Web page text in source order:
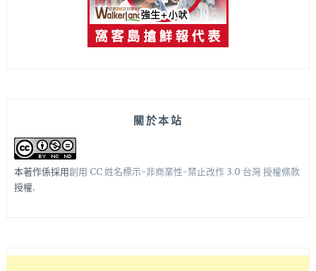
關於本站
本著作係採用創用 CC 姓名標示-非商業性-禁止改作 3.0 台灣 授權條款
授權.